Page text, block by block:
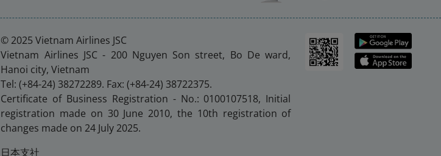
© 2025 Vietnam Airlines JSC
Vietnam Airlines JSC - 200 Nguyen Son street, Bo De ward,
Hanoi city, Vietnam
Tel: (+84-24) 38272289. Fax: (+84-24) 38722375.
Certificate of Business Registration - No.: 0100107518, Initial
registration made on 30 June 2010, the 10th registration of
changes made on 24 July 2025.
日本支社